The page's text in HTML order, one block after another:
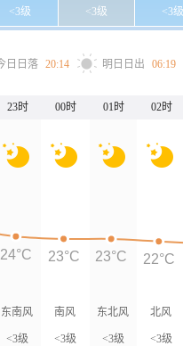
<3级 <3级 <3级
日日落 20:14 明日日出 06:19
23时 00时 01时 02时
东南风
<3级
南风
<3级
东北风
<3级
北风
<3级
24°C 23°C 23°C 22°C